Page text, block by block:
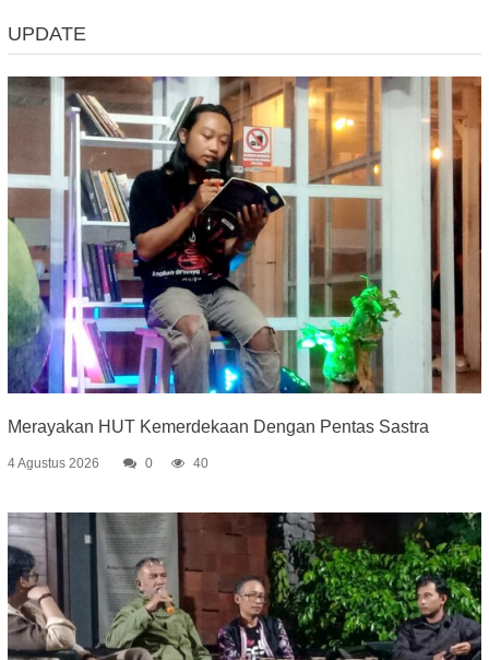
UPDATE
Merayakan HUT Kemerdekaan Dengan Pentas Sastra
4 Agustus 2026 0 40